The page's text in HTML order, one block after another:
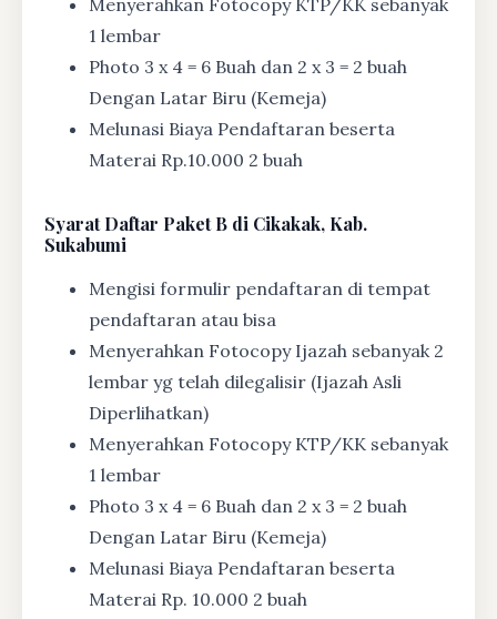
Menyerahkan Fotocopy KTP/KK sebanyak
1 lembar
Photo 3 x 4 = 6 Buah dan 2 x 3 = 2 buah
Dengan Latar Biru (Kemeja)
Melunasi Biaya Pendaftaran beserta
Materai Rp.10.000 2 buah
SyaratDaftar Paket B di Cikakak, Kab.
Sukabumi
Mengisi formulir pendaftaran di tempat
pendaftaran atau bisa
Menyerahkan Fotocopy Ijazah sebanyak 2
lembar yg telah dilegalisir (Ijazah Asli
Diperlihatkan)
Menyerahkan Fotocopy KTP/KK sebanyak
1 lembar
Photo 3 x 4 = 6 Buah dan 2 x 3 = 2 buah
Dengan Latar Biru (Kemeja)
Melunasi Biaya Pendaftaran beserta
Materai Rp. 10.000 2 buah